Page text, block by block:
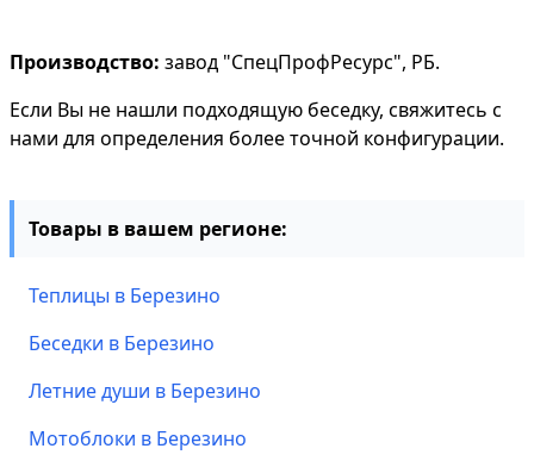
Производство: завод "СпецПрофРесурс", РБ.
Если Вы не нашли подходящую беседку, свяжитесь с
нами для определения более точной конфигурации.
Товары в вашем регионе:
Теплицы в Березино
Беседки в Березино
Летние души в Березино
Мотоблоки в Березино